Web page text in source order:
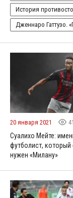
История
Дженнаро Гаттузо.
20 января 2021
Суалихо Мейте:
футболист, который
нужен «Милану»